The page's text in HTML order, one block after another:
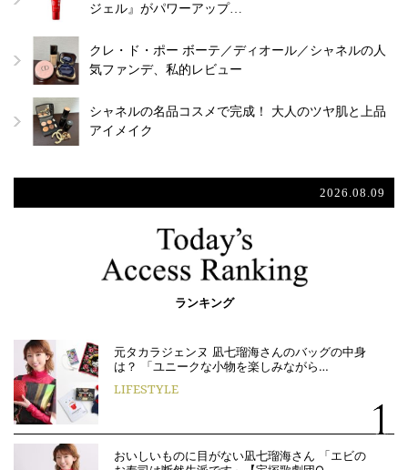
ジェル』がパワーアップ…
クレ・ド・ポー ボーテ／ディオール／シャネルの人
気ファンデ、私的レビュー
シャネルの名品コスメで完成！ 大人のツヤ肌と上品
アイメイク
2026.08.09
ランキング
元タカラジェンヌ 凪七瑠海さんのバッグの中身
は？ 「ユニークな小物を楽しみながら…
LIFESTYLE
おいしいものに目がない凪七瑠海さん 「エビの